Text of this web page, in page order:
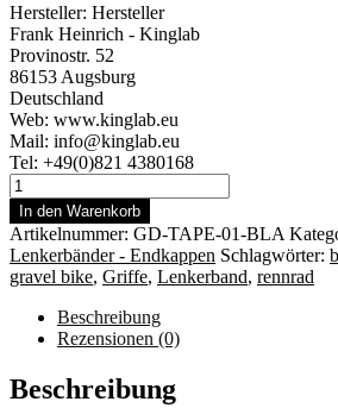
Hersteller: Hersteller
Frank Heinrich - Kinglab
Provinostr. 52
86153 Augsburg
Deutschland
Web: www.kinglab.eu
Mail: info@kinglab.eu
Tel: +49(0)821 4380168
GD
–
Grip
Division
Rennrad
Lenkerband
Roubaix
Fat
One
In den Warenkorb
Artikelnummer: GD-TAPE-01-BLA
Lenkerbänder - Endkappen Schlagwörter:
gravel bike, Griffe, Lenkerband, rennrad
Beschreibung
Rezensionen (0)
Beschreibung